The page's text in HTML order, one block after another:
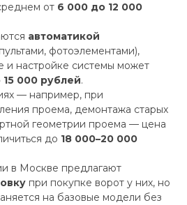
от 6 000 до 12 000
автоматикой
фотоэлементами),
и настройке системы может
15 000 рублей.
— например, при
проема, демонтажа старых
геометрии проема — цена
до 18 000–20 000
в Москве предлагают
при покупке ворот у них, но
на базовые модели без